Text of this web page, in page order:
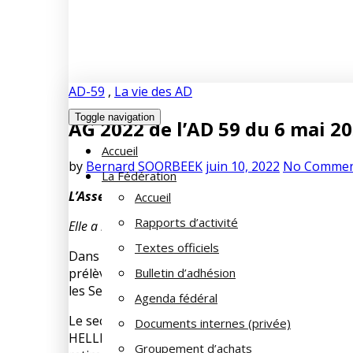
Toggle navigation
Accueil
La Fédération
Accueil
Rapports d’activité
Textes officiels
Bulletin d’adhésion
Agenda fédéral
Documents internes (privée)
Groupement d’achats
AD-59 , La vie des AD
AG 2022 de l’AD 59 du 6 mai
by Bernard SOORBEEK juin 10, 2022 No
L’Assemblée Générale de l’Association
Elle a réuni les président(e)s des Sections
Dans son rapport moral, le président,
prélèvements de cotisations des actifs sur fiche
les Sections dans leurs prospections d’adhésions.
Le secrétaire,Bernard SOORBEEK, a rappelé la
HELLEMMES et 90 à SAINT POL SUR MER. Il